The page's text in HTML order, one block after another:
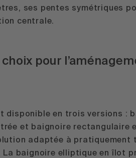
ses pentes symétriques
centrale.
choix pour
disponible en trois versions :
et baignoire rectangulaire
adaptée à pratiquement
baignoire elliptique en îlot